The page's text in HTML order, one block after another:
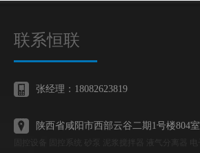
联系恒联
张经理：18082623819
陕西省咸阳市西部云谷二期1号楼804室